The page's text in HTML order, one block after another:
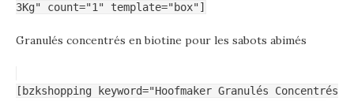
3Kg" count="1" template="box"]
Granulés concentrés en biotine pour les sabots abimés
[bzkshopping keyword="Hoofmaker Granulés Concentrés